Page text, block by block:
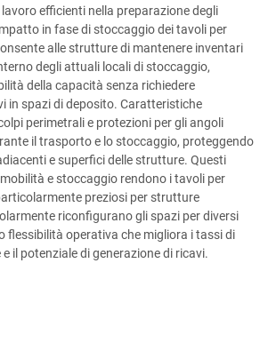
efficienti nella preparazione degli
in fase di stoccaggio dei tavoli per
alle strutture di mantenere inventari
degli attuali locali di stoccaggio,
della capacità senza richiedere
in spazi di deposito. Caratteristiche
perimetrali e protezioni per gli angoli
il trasporto e lo stoccaggio, proteggendo
e superfici delle strutture. Questi
e stoccaggio rendono i tavoli per
preziosi per strutture
riconfigurano gli spazi per diversi
flessibilità operativa che migliora i tassi di
il potenziale di generazione di ricavi.